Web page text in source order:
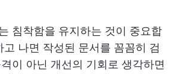
침착함을 유지하는 것이 중요합
고 나면 작성된 문서를 꼼꼼히 검
이 아닌 개선의 기회로 생각하면